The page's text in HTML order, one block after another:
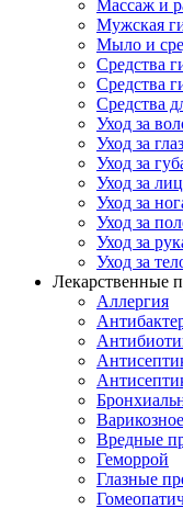
Массаж и
Мужская
Мыло и
Средства
Средства
Средства
Уход за
Уход за
Уход за
Уход за
Уход за
Уход за
Уход за
Уход за
Лекарственные
Аллергия
Вредные
Геморрой
Глазные